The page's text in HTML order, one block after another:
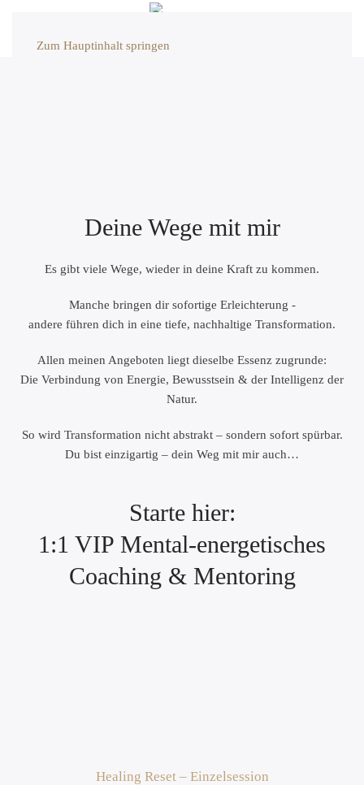
Zum Hauptinhalt springen
Deine Wege mit mir
Es gibt viele Wege, wieder in deine Kraft zu kommen.
Manche bringen dir sofortige Erleichterung -
andere führen dich in eine tiefe, nachhaltige Transformation.
Allen meinen Angeboten liegt dieselbe Essenz zugrunde:
Die Verbindung von Energie, Bewusstsein & der Intelligenz der
Natur.
So wird Transformation nicht abstrakt – sondern sofort spürbar.
Du bist einzigartig – dein Weg mit mir auch…
Starte hier:
1:1 VIP Mental-energetisches
Coaching & Mentoring
Healing Reset – Einzelsession